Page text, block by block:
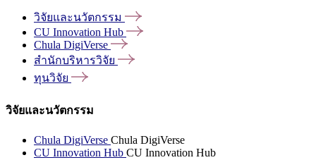
วิจัยและนวัตกรรม
CU Innovation Hub
Chula DigiVerse
สำนักบริหารวิจัย
ทุนวิจัย
วิจัยและนวัตกรรม
Chula DigiVerse Chula DigiVerse
CU Innovation Hub CU Innovation Hub